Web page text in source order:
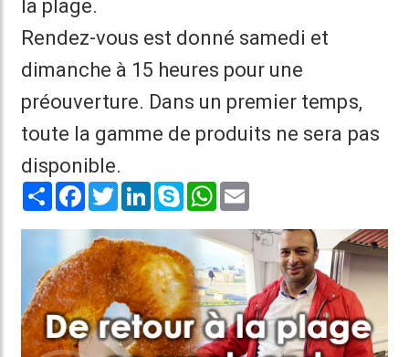
la plage.
Rendez-vous est donné samedi et
dimanche à 15 heures pour une
préouverture. Dans un premier temps,
toute la gamme de produits ne sera pas
disponible.
Share Facebook
TwitterLinkedInSkype WhatsApp